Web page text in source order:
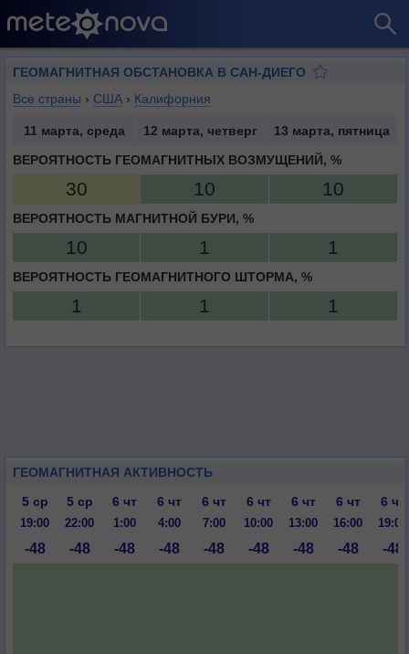
ГЕОМАГНИТНАЯ ОБСТАНОВКА В САН-ДИЕГО
Все страны › США › Калифорния
11 марта, среда 12 марта, четверг
13 марта, пятница
ВЕРОЯТНОСТЬ ГЕОМАГНИТНЫХ ВОЗМУЩЕНИЙ, %
30 10 10
ВЕРОЯТНОСТЬ МАГНИТНОЙ БУРИ, %
10 1 1
ВЕРОЯТНОСТЬ ГЕОМАГНИТНОГО ШТОРМА, %
1 1 1
ГЕОМАГНИТНАЯ АКТИВНОСТЬ
5 ср
5 ср 6 чт 6 чт 6 чт 6 чт 6 чт 6 чт 6 чт
19:00 22:00 1:00 4:00 7:00 10:00 13:00 16:00 19:00
-48 -48 -48 -48 -48 -48 -48 -48 -48